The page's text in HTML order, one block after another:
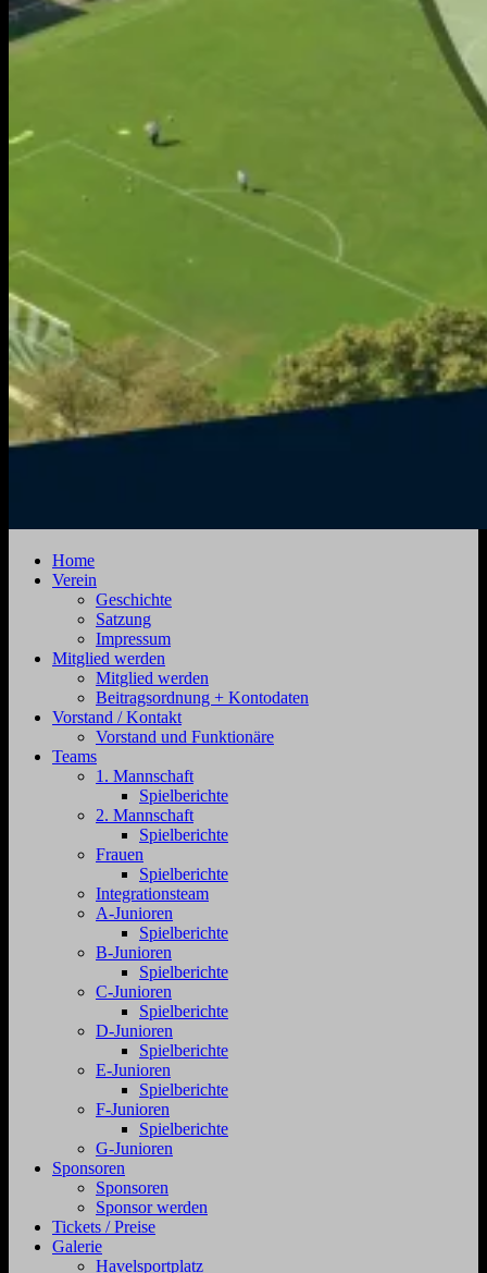
Zehdenick
Jahnstraße
Zehdenick
Home
Verein
Geschichte
Satzung
Impressum
Mitglied werden
Mitglied werden
Beitragsordnung + Kontodaten
Vorstand / Kontakt
Vorstand und Funktionäre
Teams
1. Mannschaft
Spielberichte
2. Mannschaft
Spielberichte
Frauen
Spielberichte
Integrationsteam
A-Junioren
Spielberichte
B-Junioren
Spielberichte
C-Junioren
Spielberichte
D-Junioren
Spielberichte
E-Junioren
Spielberichte
F-Junioren
Spielberichte
G-Junioren
Sponsoren
Sponsoren
Sponsor werden
Tickets / Preise
Galerie
Havelsportplatz